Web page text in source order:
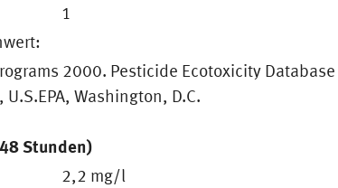
1
2000. Pesticide Ecotoxicity
Washington, D.C.
Stunden)
2,2 mg/l